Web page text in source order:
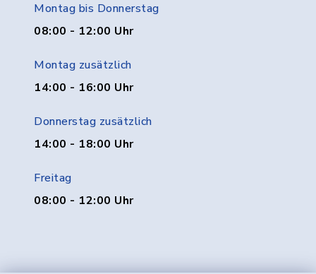
Montag bis Donnerstag
08:00 - 12:00 Uhr
Montag zusätzlich
14:00 - 16:00 Uhr
Donnerstag zusätzlich
14:00 - 18:00 Uhr
Freitag
08:00 - 12:00 Uhr